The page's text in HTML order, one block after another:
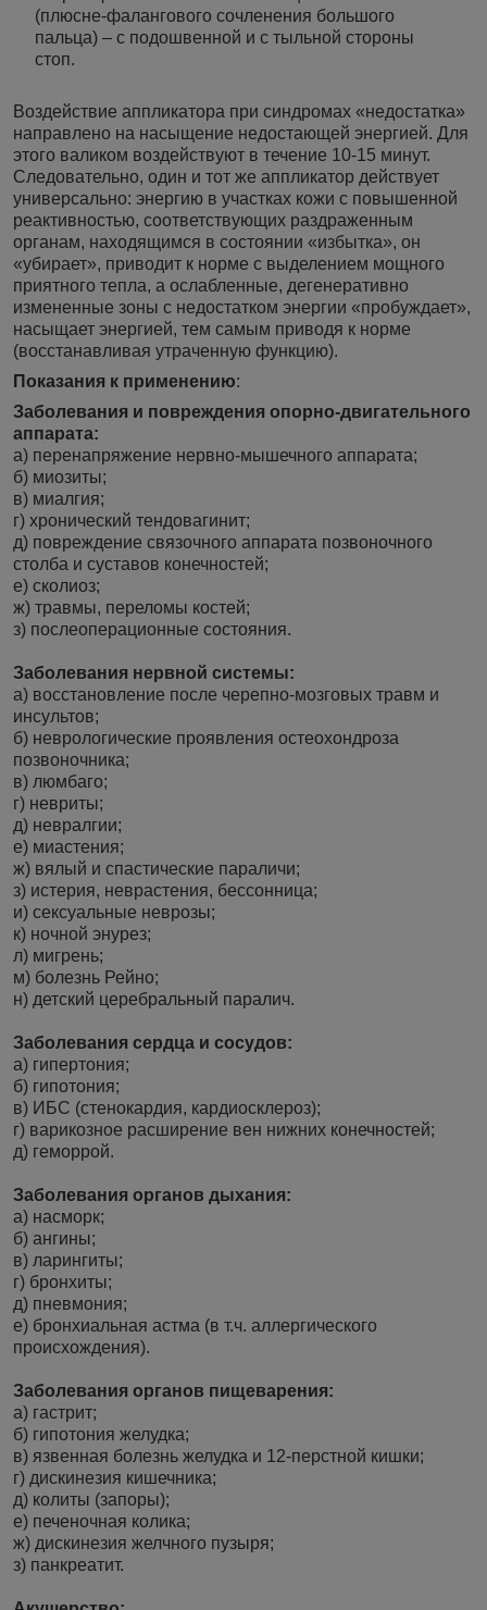
(плюсне-фалангового сочленения большого
пальца) – с подошвенной и с тыльной стороны
стоп.
Воздействие аппликатора при синдромах «недостатка»
направлено на насыщение недостающей энергией. Для
этого валиком воздействуют в течение 10-15 минут.
Следовательно, один и тот же аппликатор действует
универсально: энергию в участках кожи с повышенной
реактивностью, соответствующих раздраженным
органам, находящимся в состоянии «избытка», он
«убирает», приводит к норме с выделением мощного
приятного тепла, а ослабленные, дегенеративно
измененные зоны с недостатком энергии «пробуждает»,
насыщает энергией, тем самым приводя к норме
(восстанавливая утраченную функцию).
Показания к применению:
Заболевания и повреждения опорно-двигательного
аппарата:
а) перенапряжение нервно-мышечного аппарата;
б) миозиты;
в) миалгия;
г) хронический тендовагинит;
д) повреждение связочного аппарата позвоночного
столба и суставов конечностей;
е) сколиоз;
ж) травмы, переломы костей;
з) послеоперационные состояния.
Заболевания нервной системы:
а) восстановление после черепно-мозговых травм и
инсультов;
б) неврологические проявления остеохондроза
позвоночника;
в) люмбаго;
г) невриты;
д) невралгии;
е) миастения;
ж) вялый и спастические параличи;
з) истерия, неврастения, бессонница;
и) сексуальные неврозы;
к) ночной энурез;
л) мигрень;
м) болезнь Рейно;
н) детский церебральный паралич.
Заболевания сердца и сосудов:
а) гипертония;
б) гипотония;
в) ИБС (стенокардия, кардиосклероз);
г) варикозное расширение вен нижних конечностей;
д) геморрой.
Заболевания органов дыхания:
а) насморк;
б) ангины;
в) ларингиты;
г) бронхиты;
д) пневмония;
е) бронхиальная астма (в т.ч. аллергического
происхождения).
Заболевания органов пищеварения:
а) гастрит;
б) гипотония желудка;
в) язвенная болезнь желудка и 12-перстной кишки;
г) дискинезия кишечника;
д) колиты (запоры);
е) печеночная колика;
ж) дискинезия желчного пузыря;
з) панкреатит.